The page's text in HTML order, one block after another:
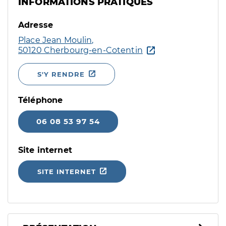
Adresse
Place Jean Moulin,
50120 Cherbourg-en-Cotentin
S'Y RENDRE
Téléphone
06 08 53 97 54
Site internet
SITE INTERNET